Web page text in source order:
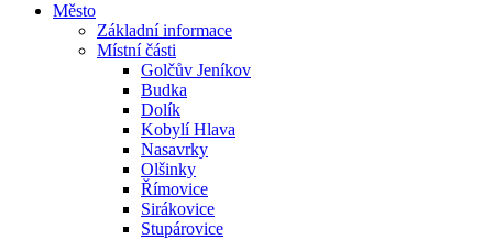
Město
Základní informace
Místní části
Golčův Jeníkov
Budka
Dolík
Kobylí Hlava
Nasavrky
Olšinky
Římovice
Sirákovice
Stupárovice